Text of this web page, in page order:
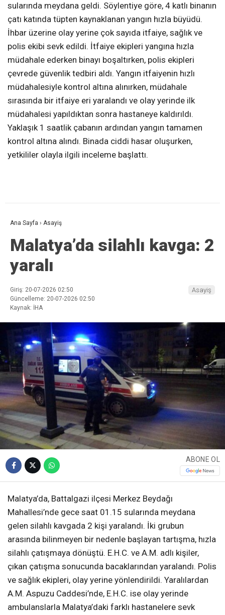
sularında meydana geldi. Söylentiye göre, 4 katlı binanın
çatı katında tüpten kaynaklanan yangın hızla büyüdü.
İhbar üzerine olay yerine çok sayıda itfaiye, sağlık ve
polis ekibi sevk edildi. İtfaiye ekipleri yangına hızla
müdahale ederken binayı boşaltırken, polis ekipleri
çevrede güvenlik tedbiri aldı. Yangın itfaiyenin hızlı
müdahalesiyle kontrol altına alınırken, müdahale
sırasında bir itfaiye eri yaralandı ve olay yerinde ilk
müdahalesi yapıldıktan sonra hastaneye kaldırıldı.
Yaklaşık 1 saatlik çabanın ardından yangın tamamen
kontrol altına alındı. Binada ciddi hasar oluşurken,
yetkililer olayla ilgili inceleme başlattı.
Ana Sayfa › Asayiş
Malatya’da silahlı kavga: 2
yaralı
Giriş: 20-07-2026 02:50
Güncelleme: 20-07-2026 02:50
Kaynak: İHA
Asayiş
ABONE OL
Malatya’da, Battalgazi ilçesi Merkez Beydağı
Mahallesi’nde gece saat 01.15 sularında meydana
gelen silahlı kavgada 2 kişi yaralandı. İki grubun
arasında bilinmeyen bir nedenle başlayan tartışma, hızla
silahlı çatışmaya dönüştü. E.H.C. ve A.M. adlı kişiler,
çıkan çatışma sonucunda bacaklarından yaralandı. Polis
ve sağlık ekipleri, olay yerine yönlendirildi. Yaralılardan
A.M. Aspuzu Caddesi’nde, E.H.C. ise olay yerinde
ambulanslarla Malatya’daki farklı hastanelere sevk